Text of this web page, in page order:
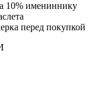
10% имениннику
перед покупкой